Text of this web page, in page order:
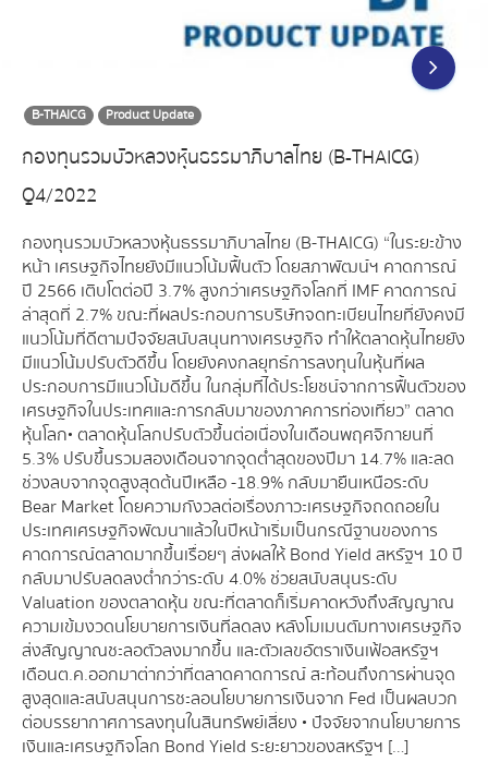
B-THAICG Product Update
กองทุนรวมบัวหลวงหุ้นธรรมาภิบาลไทย (B-THAICG)
Q4/2022
กองทุนรวมบัวหลวงหุ้นธรรมาภิบาลไทย (B-THAICG) “ในระยะข้าง
หน้า เศรษฐกิจไทยยังมีแนวโน้มฟื้นตัว โดยสภาพัฒน์ฯ คาดการณ์
ปี 2566 เติบโตต่อปี 3.7% สูงกว่าเศรษฐกิจโลกที่ IMF คาดการณ์
ล่าสุดที่ 2.7% ขณะที่ผลประกอบการบริษัทจดทะเบียนไทยที่ยังคงมี
แนวโน้มที่ดีตามปัจจัยสนับสนุนทางเศรษฐกิจ ทำให้ตลาดหุ้นไทยยัง
มีแนวโน้มปรับตัวดีขึ้น โดยยังคงกลยุทธ์การลงทุนในหุ้นที่ผล
ประกอบการมีแนวโน้มดีขึ้น ในกลุ่มที่ได้ประโยชน์จากการฟื้นตัวของ
เศรษฐกิจในประเทศและการกลับมาของภาคการท่องเที่ยว” ตลาด
หุ้นโลก• ตลาดหุ้นโลกปรับตัวขึ้นต่อเนื่องในเดือนพฤศจิกายนที่
5.3% ปรับขึ้นรวมสองเดือนจากจุดต่ำสุดของปีมา 14.7% และลด
ช่วงลบจากจุดสูงสุดต้นปีเหลือ -18.9% กลับมายืนเหนือระดับ
Bear Market โดยความกังวลต่อเรื่องภาวะเศรษฐกิจถดถอยใน
ประเทศเศรษฐกิจพัฒนาแล้วในปีหน้าเริ่มเป็นกรณีฐานของการ
คาดการณ์ตลาดมากขึ้นเรื่อยๆ ส่งผลให้ Bond Yield สหรัฐฯ 10 ปี
กลับมาปรับลดลงต่ำกว่าระดับ 4.0% ช่วยสนับสนุนระดับ
Valuation ของตลาดหุ้น ขณะที่ตลาดก็เริ่มคาดหวังถึงสัญญาณ
ความเข้มงวดนโยบายการเงินที่ลดลง หลังโมเมนตัมทางเศรษฐกิจ
ส่งสัญญาณชะลอตัวลงมากขึ้น และตัวเลขอัตราเงินเฟ้อสหรัฐฯ
เดือนต.ค.ออกมาต่ากว่าที่ตลาดคาดการณ์ สะท้อนถึงการผ่านจุด
สูงสุดและสนับสนุนการชะลอนโยบายการเงินจาก Fed เป็นผลบวก
ต่อบรรยากาศการลงทุนในสินทรัพย์เสี่ยง • ปัจจัยจากนโยบายการ
เงินและเศรษฐกิจโลก Bond Yield ระยะยาวของสหรัฐฯ […]